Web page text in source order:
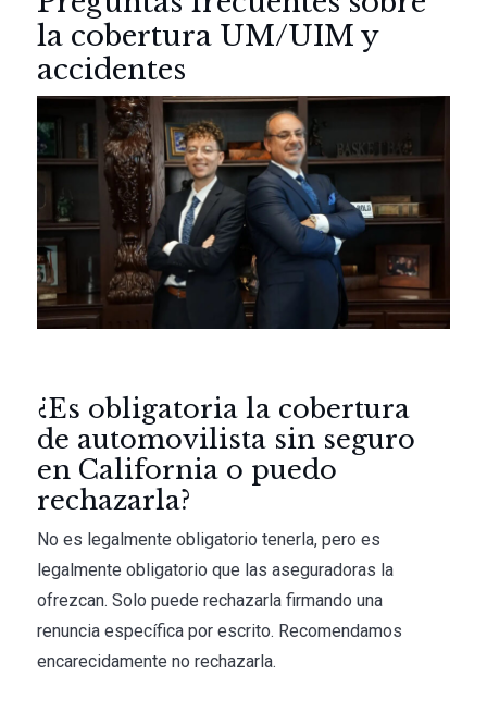
la cobertura UM/UIM y
accidentes
¿Es obligatoria la cobertura
de automovilista sin seguro
en California o puedo
rechazarla?
No es legalmente obligatorio tenerla, pero es
legalmente obligatorio que las aseguradoras la
ofrezcan. Solo puede rechazarla firmando una
renuncia específica por escrito. Recomendamos
encarecidamente no rechazarla.